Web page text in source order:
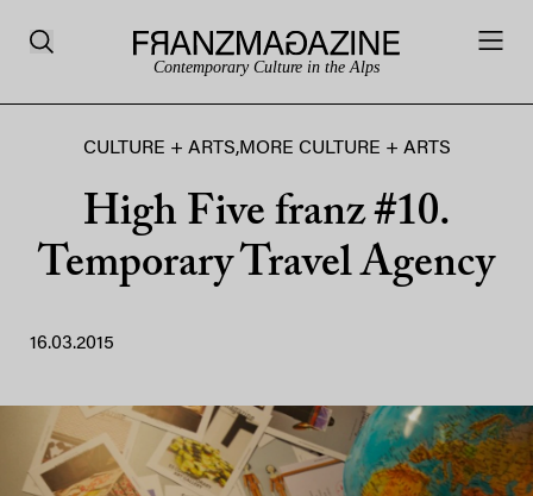
Contemporary Culture in the Alps
CULTURE + ARTS,MORE CULTURE + ARTS
High Five franz #10.
Temporary Travel Agency
16.03.2015